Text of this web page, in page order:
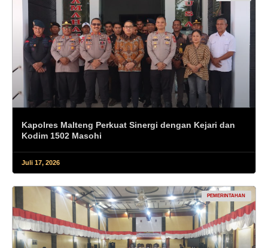
Kapolres Malteng Perkuat Sinergi dengan Kejari dan
Kodim 1502 Masohi
Juli 17, 2026
PEMERINTAHAN